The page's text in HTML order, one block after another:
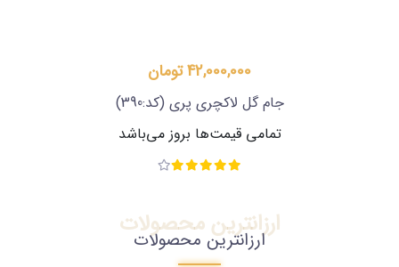
42,000,000 تومان
جام گل لاکچری پری (کد:390)
تمامی قیمت‌ها بروز می‌باشد
ارزانترین محصولات
ارزانترین محصولات